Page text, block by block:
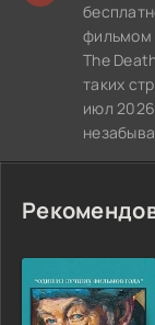
фильмом
The
таких
июл